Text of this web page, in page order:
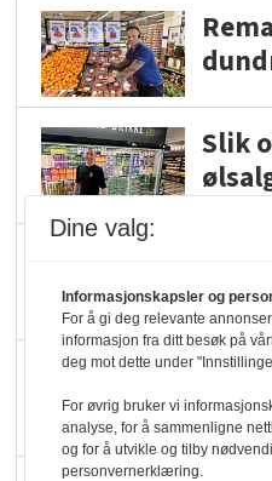
Slik
KI
Dine valg:
Informasjonskapsler og
For å gi deg relevante
informasjon fra ditt besøk på
deg mot dette under
For øvrig bruker vi
analyse, for å sammenligne
og for å utvikle og tilby
personvernerklæring.